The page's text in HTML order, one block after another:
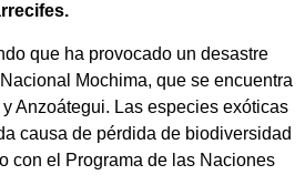
que ha provocado un desastre
Mochima, que se encuentra
Anzoátegui. Las especies exóticas
causa de pérdida de biodiversidad
con el Programa de las Naciones